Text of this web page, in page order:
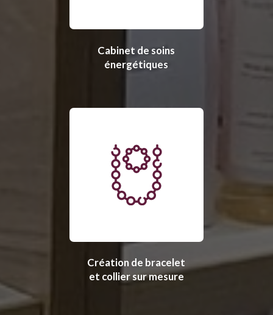
Cabinet de soins
énergétiques
Création de bracelet
et collier sur mesure